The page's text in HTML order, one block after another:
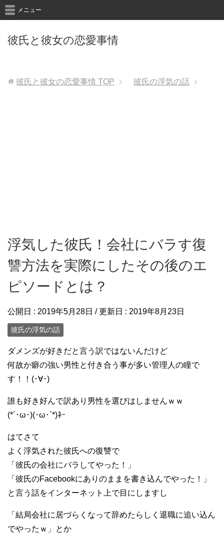
彼氏と彼女の恋愛事情
メニュー
彼氏と彼女の恋愛事情 TOP 彼氏の浮気の話
浮気した彼氏！会社にバラす復
讐方法を実際にしたその後のエ
ピソードとは？
公開日 : 2019年5月28日 / 更新日 : 2019年8月23日
彼氏の浮気の話
ダメンズが好きだと言う訳ではないんだけど
何故か癖の強い男性と付き合う事が多い管理人の瞳で
す！！(･∀･)
誰も好き好んで訳あり男性を選びはしませんｗｗ
(*´･ω･)(･ω･`*)ﾈｰ
はてさて
よく浮気された彼氏への復讐で
「彼氏の会社にバラしてやった！」
「彼氏のFacebookにありのままを書き込んでやった！」
と言う話をインターネット上で目にしますし
「結局会社に居づらくなって辞めたらしく退職に追い込ん
でやったｗ」とか